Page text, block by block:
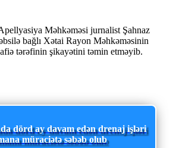
Məhkəməsi jurnalist Şahnaz
bağlı Xətai Rayon Məhkəməsinin
tərəfinin şikayətini təmin etməyib.
dörd ay davam edən drenaj işləri
müraciətə səbəb olub